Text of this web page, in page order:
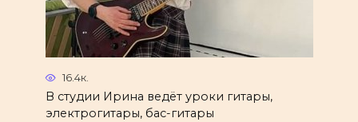
16.4к.
В студии Ирина ведёт уроки гитары,
электрогитары, бас-гитары